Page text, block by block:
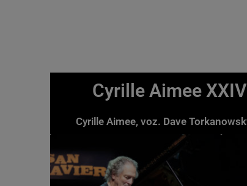
Cyrille Aimee
Cyrille Aimee, voz. Dave